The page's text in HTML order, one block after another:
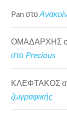
Pan στο
ΟΜΑΔΑΡΧΗΣ
στο Precious
ΚΛΕΦΤΑΚΟΣ
ζωγραφικής